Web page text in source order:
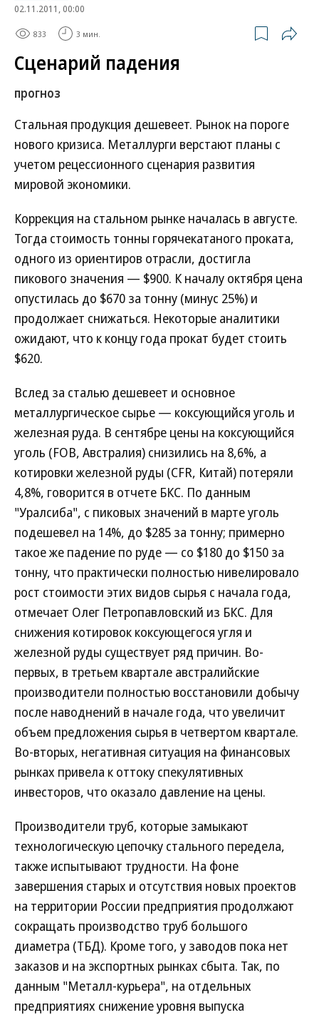
02.11.2011, 00:00
833 3 мин.
Сценарий падения
прогноз
Стальная продукция дешевеет. Рынок на пороге
нового кризиса. Металлурги верстают планы с
учетом рецессионного сценария развития
мировой экономики.
Коррекция на стальном рынке началась в августе.
Тогда стоимость тонны горячекатаного проката,
одного из ориентиров отрасли, достигла
пикового значения — $900. К началу октября цена
опустилась до $670 за тонну (минус 25%) и
продолжает снижаться. Некоторые аналитики
ожидают, что к концу года прокат будет стоить
$620.
Вслед за сталью дешевеет и основное
металлургическое сырье — коксующийся уголь и
железная руда. В сентябре цены на коксующийся
уголь (FOB, Австралия) снизились на 8,6%, а
котировки железной руды (CFR, Китай) потеряли
4,8%, говорится в отчете БКС. По данным
"Уралсиба", с пиковых значений в марте уголь
подешевел на 14%, до $285 за тонну; примерно
такое же падение по руде — со $180 до $150 за
тонну, что практически полностью нивелировало
рост стоимости этих видов сырья с начала года,
отмечает Олег Петропавловский из БКС. Для
снижения котировок коксующегося угля и
железной руды существует ряд причин. Во-
первых, в третьем квартале австралийские
производители полностью восстановили добычу
после наводнений в начале года, что увеличит
объем предложения сырья в четвертом квартале.
Во-вторых, негативная ситуация на финансовых
рынках привела к оттоку спекулятивных
инвесторов, что оказало давление на цены.
Производители труб, которые замыкают
технологическую цепочку стального передела,
также испытывают трудности. На фоне
завершения старых и отсутствия новых проектов
на территории России предприятия продолжают
сокращать производство труб большого
диаметра (ТБД). Кроме того, у заводов пока нет
заказов и на экспортных рынках сбыта. Так, по
данным "Металл-курьера", на отдельных
предприятиях снижение уровня выпуска